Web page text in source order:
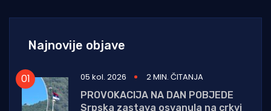
Najnovije objave
05 kol. 2026
2 MIN. ČITANJA
PROVOKACIJA NA DAN POBJEDE
Srpska zastava osvanula na crkvi